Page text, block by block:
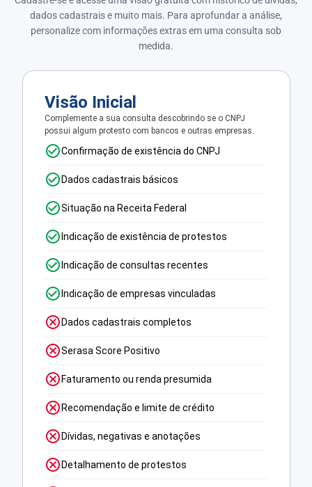
dados cadastrais e muito mais. Para aprofundar a análise,
personalize com informações extras em uma consulta sob
medida.
Visão Inicial
Complemente a sua consulta descobrindo se o CNPJ
possui algum protesto com bancos e outras empresas.
Confirmação de existência do CNPJ
Dados cadastrais básicos
Situação na Receita Federal
Indicação de existência de protestos
Indicação de consultas recentes
Indicação de empresas vinculadas
Dados cadastrais completos
Serasa Score Positivo
Faturamento ou renda presumida
Recomendação e limite de crédito
Dívidas, negativas e anotações
Detalhamento de protestos